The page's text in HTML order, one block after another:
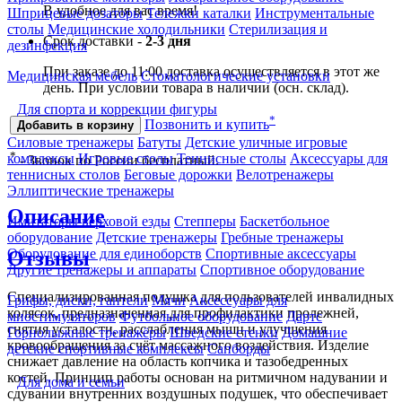
Шприцевые дозаторы Тележки каталки Инструментальные
столы Медицинские холодильники Стерилизация и
дезинфекция
Медицинская мебель Стоматологические установки
Для спорта и коррекции фигуры
Силовые тренажеры Батуты Детские уличные игровые
комплексы Игровые столы Теннисные столы Аксессуары для
теннисных столов Беговые дорожки Велотренажеры
Эллиптические тренажеры
Имитаторы верховой езды Степперы Баскетбольное
оборудование Детские тренажеры Гребные тренажеры
Оборудование для единоборств Спортивные аксессуары
Другие тренажеры и аппараты Спортивное оборудование
Грифы, диски, гантели Мячи Аксессуары для
миостимуляторов Футбольное оборудование Дартс
Горнолыжные тренажёры Шведские стенки Домашние
детские спортивные комплексы Сапборды
Для дома и семьи
В удобное для вас время!
Срок доставки -2-3 дня
При заказе до 11:00 доставка осуществляется в этот же
день. При условии товара в наличии (осн. склад).
Добавить в корзину Позвонить и купить*
*- Звонок по России бесплатный.
Описание
Отзывы
Специализированная подушка для пользователей инвалидных
колясок, предназначенная для профилактики пролежней,
снятия усталости, расслабления мышц и улучшения
кровообращения за счёт массажного воздействия. Изделие
снижает давление на область копчика и тазобедренных
костей. Принцип работы основан на ритмичном надувании и
сдувании внутренних воздушных подушек, что обеспечивает